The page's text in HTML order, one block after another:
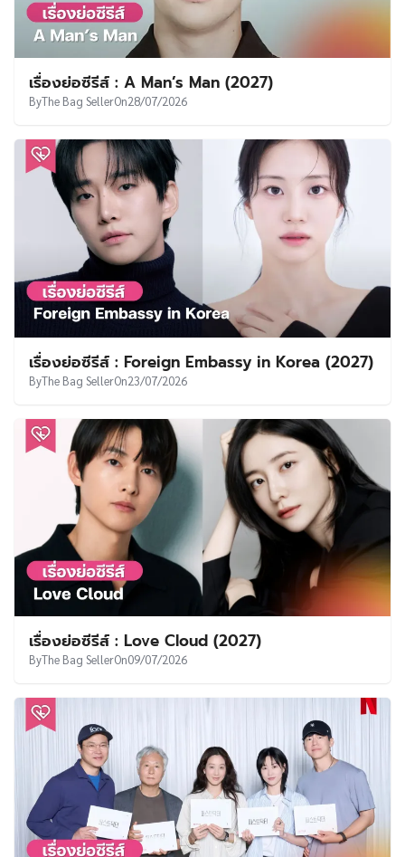
เรื่องย่อซีรีส์ : My Reason To Die (2027)
The Bag SellerOn 29/07/2026
เรื่องย่อซีรีส์ : A Man’s Man (2027)
The Bag SellerOn28/07/2026
เรื่องย่อซีรีส์ : Foreign Embassy in Korea (2027)
By The Bag SellerOn23/07/2026